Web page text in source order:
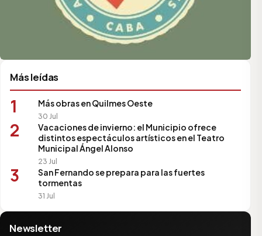
Más leídas
1 Más obras en Quilmes Oeste
30 Jul
2
Vacaciones de invierno: el Municipio ofrece
distintos espectáculos artísticos en el Teatro
Municipal Ángel Alonso
23 Jul
3
San Fernando se prepara para las fuertes
tormentas
31 Jul
Newsletter